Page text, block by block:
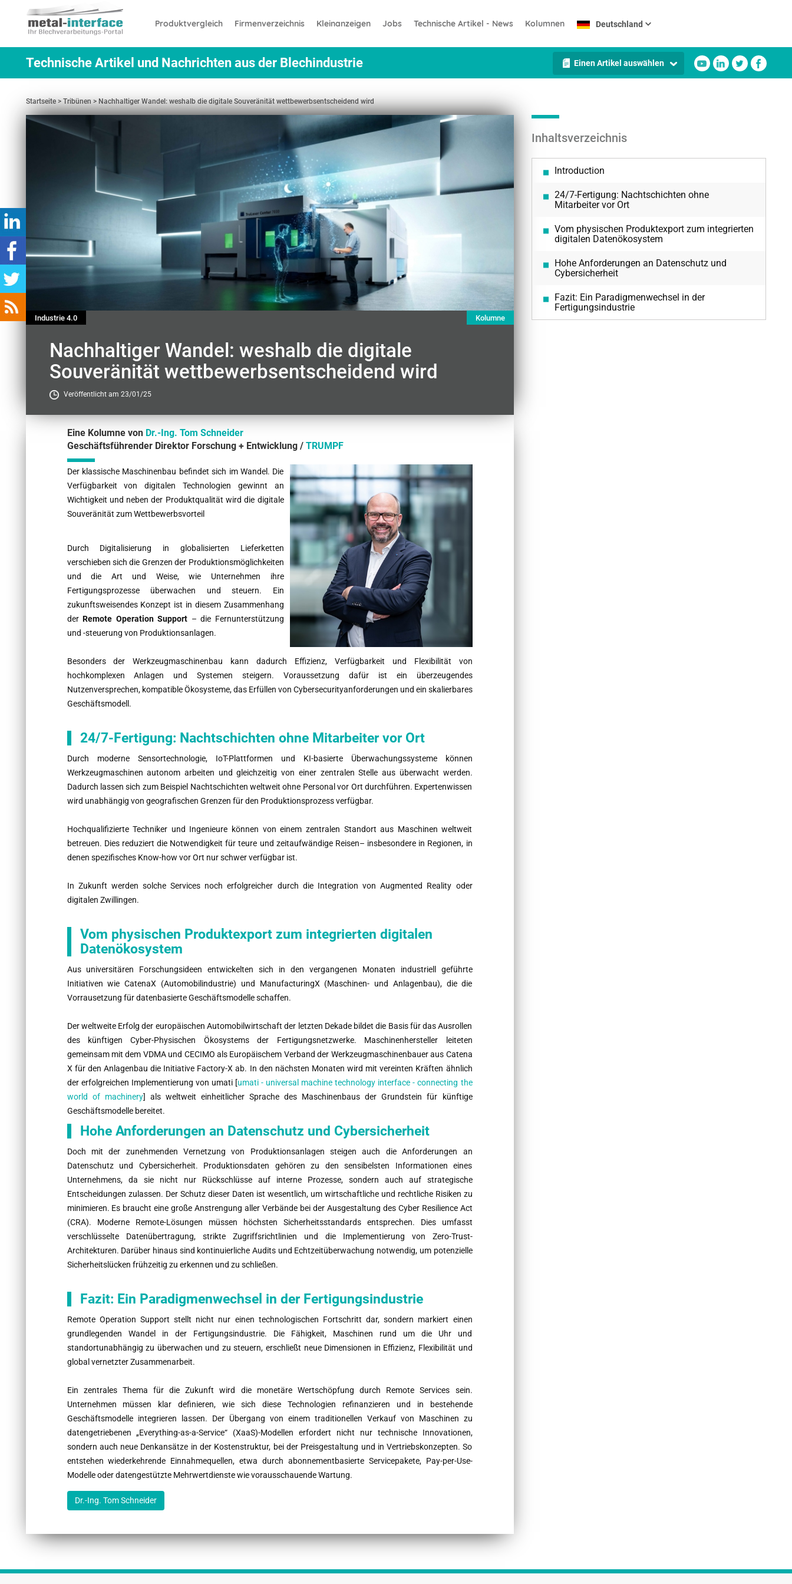
Produktvergleich Firmenverzeichnis Kleinanzeigen Jobs Technische Artikel - News Kolumnen Deutschland
Technische Artikel und Nachrichten aus der Blechindustrie Einen Artikel auswählen
Startseite Tribünen Nachhaltiger Wandel: weshalb die digitale Souveränität wettbewerbsentscheidend wird
Industrie 4.0 Kolumne
Nachhaltiger Wandel: weshalb die digitale
Souveränität wettbewerbsentscheidend wird
Veröffentlicht am 23/01/25
Eine Kolumne von Dr.-Ing. Tom Schneider
Geschäftsführender Direktor Forschung + Entwicklung / TRUMPF
Contenu
Der klassische Maschinenbau befindet sich im Wandel. Die
Verfügbarkeit von digitalen Technologien gewinnt an
Wichtigkeit und neben der Produktqualität wird die digitale
Souveränität zum Wettbewerbsvorteil
Durch Digitalisierung in globalisierten Lieferketten
verschieben sich die Grenzen der Produktionsmöglichkeiten
und die Art und Weise, wie Unternehmen ihre
Fertigungsprozesse überwachen und steuern. Ein
zukunftsweisendes Konzept ist in diesem Zusammenhang
der Remote Operation Support – die Fernunterstützung
und -steuerung von Produktionsanlagen.
Besonders der Werkzeugmaschinenbau kann dadurch Effizienz, Verfügbarkeit und Flexibilität von
hochkomplexen Anlagen und Systemen steigern. Voraussetzung dafür ist ein überzeugendes
Nutzenversprechen, kompatible Ökosysteme, das Erfüllen von Cybersecurityanforderungen und ein skalierbares
Geschäftsmodell.
24/7-Fertigung: Nachtschichten ohne Mitarbeiter vor Ort
Durch moderne Sensortechnologie, IoT-Plattformen und KI-basierte Überwachungssysteme können
Werkzeugmaschinen autonom arbeiten und gleichzeitig von einer zentralen Stelle aus überwacht werden.
Dadurch lassen sich zum Beispiel Nachtschichten weltweit ohne Personal vor Ort durchführen. Expertenwissen
wird unabhängig von geografischen Grenzen für den Produktionsprozess verfügbar.
Hochqualifizierte Techniker und Ingenieure können von einem zentralen Standort aus Maschinen weltweit
betreuen. Dies reduziert die Notwendigkeit für teure und zeitaufwändige Reisen– insbesondere in Regionen, in
denen spezifisches Know-how vor Ort nur schwer verfügbar ist.
In Zukunft werden solche Services noch erfolgreicher durch die Integration von Augmented Reality oder
digitalen Zwillingen.
Vom physischen Produktexport zum integrierten digitalen
Datenökosystem
Aus universitären Forschungsideen entwickelten sich in den vergangenen Monaten industriell geführte
Initiativen wie CatenaX (Automobilindustrie) und ManufacturingX (Maschinen- und Anlagenbau), die die
Vorrausetzung für datenbasierte Geschäftsmodelle schaffen.
Der weltweite Erfolg der europäischen Automobilwirtschaft der letzten Dekade bildet die Basis für das Ausrollen
des künftigen Cyber-Physischen Ökosystems der Fertigungsnetzwerke. Maschinenhersteller leiteten
gemeinsam mit dem VDMA und CECIMO als Europäischem Verband der Werkzeugmaschinenbauer aus Catena
X für den Anlagenbau die Initiative Factory-X ab. In den nächsten Monaten wird mit vereinten Kräften ähnlich
der erfolgreichen Implementierung von umati [umati - universal machine technology interface - connecting the
world of machinery] als weltweit einheitlicher Sprache des Maschinenbaus der Grundstein für künftige
Geschäftsmodelle bereitet.
Hohe Anforderungen an Datenschutz und Cybersicherheit
Doch mit der zunehmenden Vernetzung von Produktionsanlagen steigen auch die Anforderungen an
Datenschutz und Cybersicherheit. Produktionsdaten gehören zu den sensibelsten Informationen eines
Unternehmens, da sie nicht nur Rückschlüsse auf interne Prozesse, sondern auch auf strategische
Entscheidungen zulassen. Der Schutz dieser Daten ist wesentlich, um wirtschaftliche und rechtliche Risiken zu
minimieren. Es braucht eine große Anstrengung aller Verbände bei der Ausgestaltung des Cyber Resilience Act
(CRA). Moderne Remote-Lösungen müssen höchsten Sicherheitsstandards entsprechen. Dies umfasst
verschlüsselte Datenübertragung, strikte Zugriffsrichtlinien und die Implementierung von Zero-Trust-
Architekturen. Darüber hinaus sind kontinuierliche Audits und Echtzeitüberwachung notwendig, um potenzielle
Sicherheitslücken frühzeitig zu erkennen und zu schließen.
Fazit: Ein Paradigmenwechsel in der Fertigungsindustrie
Remote Operation Support stellt nicht nur einen technologischen Fortschritt dar, sondern markiert einen
grundlegenden Wandel in der Fertigungsindustrie. Die Fähigkeit, Maschinen rund um die Uhr und
standortunabhängig zu überwachen und zu steuern, erschließt neue Dimensionen in Effizienz, Flexibilität und
global vernetzter Zusammenarbeit.
Ein zentrales Thema für die Zukunft wird die monetäre Wertschöpfung durch Remote Services sein.
Unternehmen müssen klar definieren, wie sich diese Technologien refinanzieren und in bestehende
Geschäftsmodelle integrieren lassen. Der Übergang von einem traditionellen Verkauf von Maschinen zu
datengetriebenen „Everything-as-a-Service“ (XaaS)-Modellen erfordert nicht nur technische Innovationen,
sondern auch neue Denkansätze in der Kostenstruktur, bei der Preisgestaltung und in Vertriebskonzepten. So
entstehen wiederkehrende Einnahmequellen, etwa durch abonnementbasierte Servicepakete, Pay-per-Use-
Modelle oder datengestützte Mehrwertdienste wie vorausschauende Wartung.
Dr.-Ing. Tom Schneider
Inhaltsverzeichnis
Introduction
24/7-Fertigung: Nachtschichten ohne
Mitarbeiter vor Ort
Vom physischen Produktexport zum integrierten
digitalen Datenökosystem
Hohe Anforderungen an Datenschutz und
Cybersicherheit
Fazit: Ein Paradigmenwechsel in der
Fertigungsindustrie